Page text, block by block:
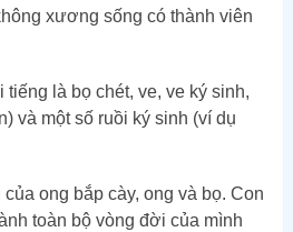
xương sống có thành viên
tiếng là bọ chét, ve, ve ký sinh,
và một số ruồi ký sinh (ví dụ
ong bắp cày, ong và bọ. Con
toàn bộ vòng đời của mình